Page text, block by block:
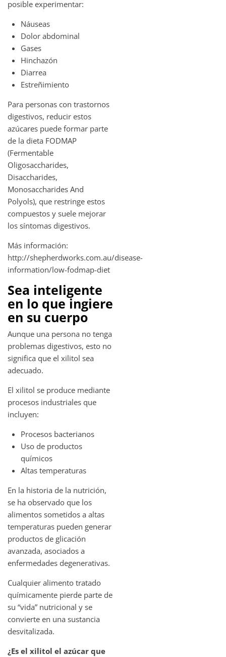
posible experimentar:
Náuseas
Dolor abdominal
Gases
Hinchazón
Diarrea
Estreñimiento
Para personas con trastornos
digestivos, reducir estos
azúcares puede formar parte
de la dieta FODMAP
(Fermentable
Oligosaccharides,
Disaccharides,
Monosaccharides And
Polyols), que restringe estos
compuestos y suele mejorar
los síntomas digestivos.
Más información:
http://shepherdworks.com.au/disease-
information/low-fodmap-diet
Sea inteligente
en lo que ingiere
en su cuerpo
Aunque una persona no tenga
problemas digestivos, esto no
significa que el xilitol sea
adecuado.
El xilitol se produce mediante
procesos industriales que
incluyen:
Procesos bacterianos
Uso de productos
químicos
Altas temperaturas
En la historia de la nutrición,
se ha observado que los
alimentos sometidos a altas
temperaturas pueden generar
productos de glicación
avanzada, asociados a
enfermedades degenerativas.
Cualquier alimento tratado
químicamente pierde parte de
su “vida” nutricional y se
convierte en una sustancia
desvitalizada.
¿Es el xilitol el azúcar que